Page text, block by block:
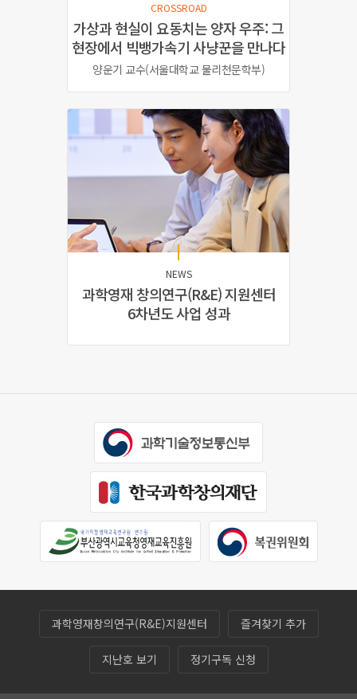
CROSSROAD
가상과 현실이 요동치는 양자 우주:그
현장에서 빅뱅가속기 사냥꾼을 만나다
양운기 교수(서울대학교 물리천문학부)
NEWS
과학영재 창의연구(R&E) 지원센터
6차년도 사업 성과
과학영재창의연구(R&E)지원센터 즐겨찾기 추가
지난호 보기 정기구독 신청